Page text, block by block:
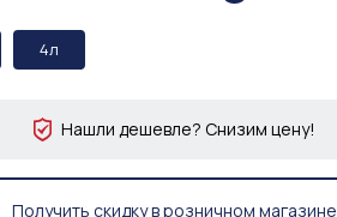
4л
Нашли дешевле? Снизим цену!
Получить скидку в розничном магазине